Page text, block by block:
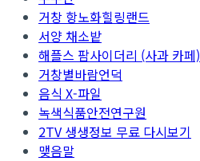
거창 항노화힐링랜드
서양 채소밭
해플스 팜사이더리 (사과 카페)
거창별바람언덕
음식 X-파일
녹색식품안전연구원
2TV 생생정보 무료 다시보기
맺음말